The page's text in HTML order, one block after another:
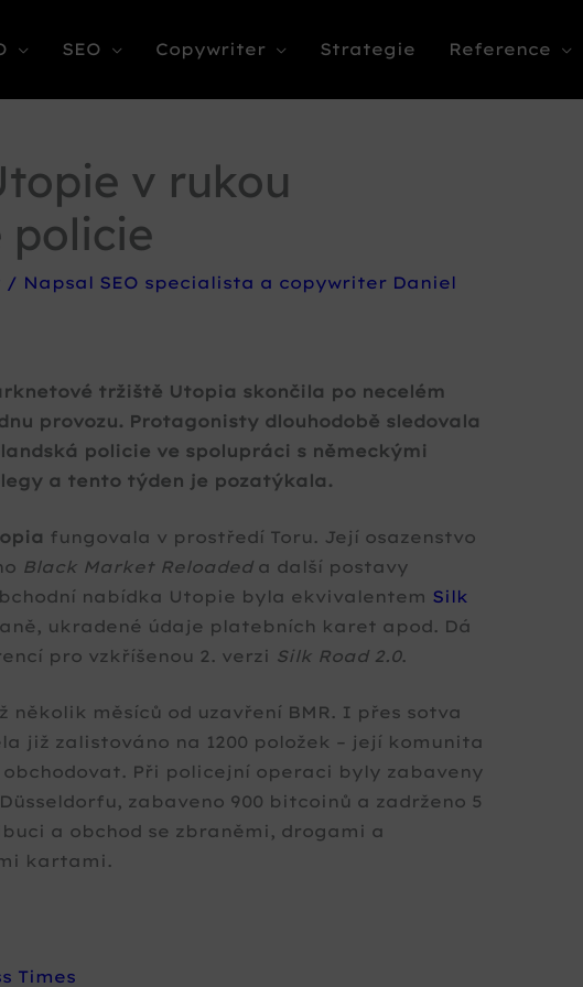
SEO Copywriter Strategie Reference
v rukou
policie
/ Napsal SEO specialista a copywriter Daniel
tržiště Utopia skončila po necelém
provozu. Protagonisty dlouhodobě sledovala
policie ve spolupráci s německými
a tento týden je pozatýkala.
fungovala v prostředí Toru. Její osazenstvo
Black Market Reloadeda další postavy
nabídka Utopie byla ekvivalentem Silk
ukradené údaje platebních karet apod. Dá
pro vzkříšenou 2. verzi Silk Road 2.0.
několik měsíců od uzavření BMR. I přes sotva
již zalistováno na 1200 položek – její komunita
Při policejní operaci byly zabaveny
zabaveno 900 bitcoinů a zadrženo 5
a obchod se zbraněmi, drogami a
kartami.
Times